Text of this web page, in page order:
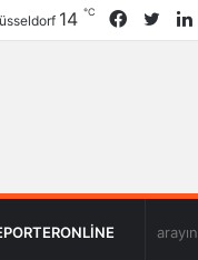
14 ℃